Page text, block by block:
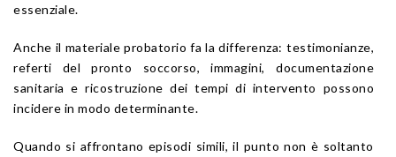
essenziale.
Anche il materiale probatorio fa la differenza: testimonianze,
referti del pronto soccorso, immagini, documentazione
sanitaria e ricostruzione dei tempi di intervento possono
incidere in modo determinante.
Quando si affrontano episodi simili, il punto non è soltanto